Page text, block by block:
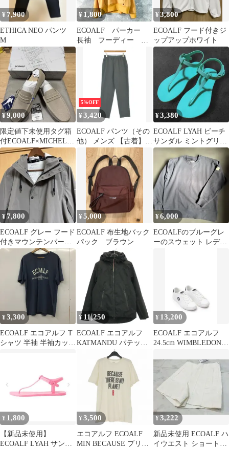
¥ 7,900
ETHICA NEO パンツ
M
¥ 1,800
ECOALF パーカー
長袖 フーディー イ
エロー 無地 プルオ
¥3,800
ECOALF フード付きジ
ップアップホワイト
¥9,000
限定値下未使用タグ箱
付ECOALF×MICHELIN
ニットローファースニ
ーカ40
5%OFF
¥3,420
ECOALF パンツ（その
他） メンズ 【古着】
【中古】【送料無料】
¥3,380
ECOALF LYAH ビーチ
サンダル ミントグリー
ン us7
¥7,800
ECOALF グレー フード
付きマウンテンパーカ
ー
¥5,000
ECOALF 布生地バック
パック ブラウン
¥6,000
ECOALFのブルーグレ
ーのスウェット レディ
¥3,300
ECOALF エコアルフ T
シャツ 半袖 半袖カット
¥ 11,250
ECOALF エコアルフ
KATMANDU パテッド
ジャケット 41F04-200-
09 ブラック S
¥ 13,200
ECOALF エコアルフ
24.5cm WIMBLEDON
¥ 1,800
【新品未使用】
ECOALF LYAH サンダ
¥ 3,500
エコアルフ ECOALF
MIN BECAUSE プリン
¥3,222
新品未使用 ECOALF ハ
イウエスト ショートパ